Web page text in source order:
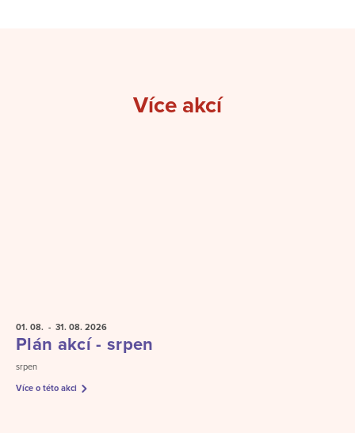
Více akcí
01. 08. - 31. 08. 2026
Plán akcí - srpen
srpen
Více o této akci